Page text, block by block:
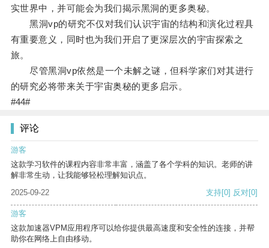
实世界中，并可能会为我们揭示黑洞的更多奥秘。
黑洞vp的研究不仅对我们认识宇宙的结构和演化过程具
有重要意义，同时也为我们开启了更深层次的宇宙探索之
旅。
尽管黑洞vp依然是一个未解之谜，但科学家们对其进行
的研究必将带来关于宇宙奥秘的更多启示。
#44#
评论
游客
这款学习软件的课程内容非常丰富，涵盖了各个学科的知识。老师的讲
解非常生动，让我能够轻松理解知识点。
2025-09-22
支持[0] 反对[0]
游客
这款加速器VPM应用程序可以给你提供最高速度和安全性的连接，并帮
助你在网络上自由移动。